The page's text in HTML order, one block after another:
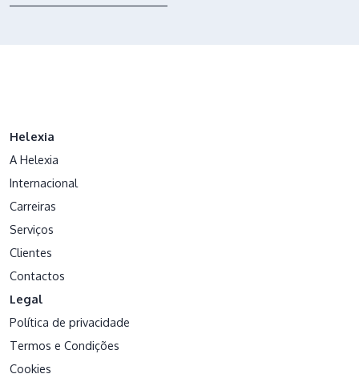
Helexia
A Helexia
Internacional
Carreiras
Serviços
Clientes
Contactos
Legal
Política de privacidade
Termos e Condições
Cookies